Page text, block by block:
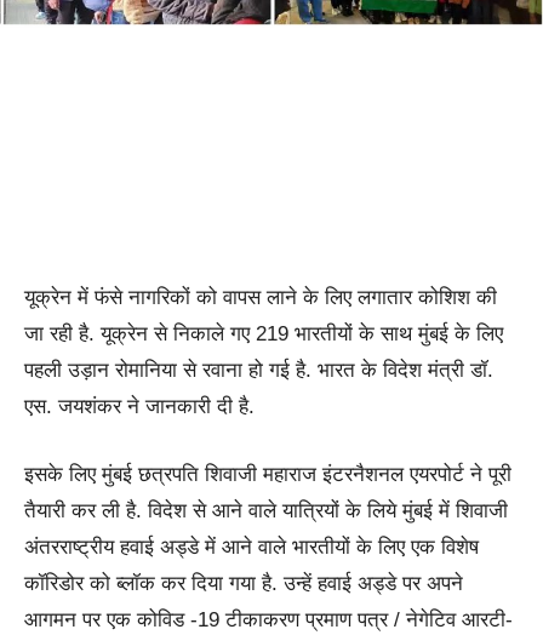
यूक्रेन में फंसे नागरिकों को वापस लाने के लिए लगातार कोशिश की
जा रही है. यूक्रेन से निकाले गए 219 भारतीयों के साथ मुंबई के लिए
पहली उड़ान रोमानिया से रवाना हो गई है. भारत के विदेश मंत्री डॉ.
एस. जयशंकर ने जानकारी दी है.
इसके लिए मुंबई छत्रपति शिवाजी महाराज इंटरनैशनल एयरपोर्ट ने पूरी
तैयारी कर ली है. विदेश से आने वाले यात्रियों के लिये मुंबई में शिवाजी
अंतरराष्ट्रीय हवाई अड्डे में आने वाले भारतीयों के लिए एक विशेष
कॉरिडोर को ब्लॉक कर दिया गया है. उन्हें हवाई अड्डे पर अपने
आगमन पर एक कोविड -19 टीकाकरण प्रमाण पत्र / नेगेटिव आरटी-